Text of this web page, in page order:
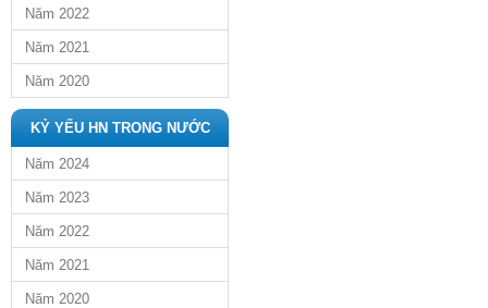
Năm 2022
Năm 2021
Năm 2020
KỶ YẾU HN TRONG NƯỚC
Năm 2024
Năm 2023
Năm 2022
Năm 2021
Năm 2020